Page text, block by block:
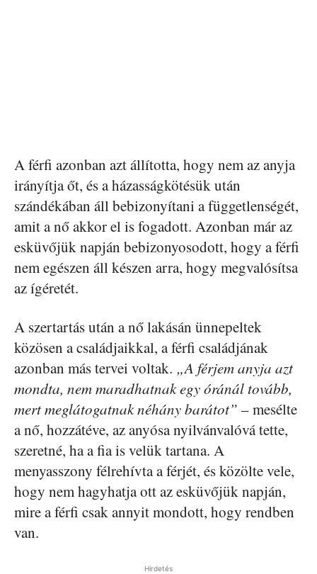
A férfi azonban azt állította, hogy nem az anyja
irányítja őt, és a házasságkötésük után
szándékában áll bebizonyítani a függetlenségét,
amit a nő akkor el is fogadott. Azonban már az
esküvőjük napján bebizonyosodott, hogy a férfi
nem egészen áll készen arra, hogy megvalósítsa
az ígéretét.
A szertartás után a nő lakásán ünnepeltek
közösen a családjaikkal, a férfi családjának
azonban más tervei voltak. „A férjem anyja azt
mondta, nem maradhatnak egy óránál tovább,
mert meglátogatnak néhány barátot” – mesélte
a nő, hozzátéve, az anyósa nyilvánvalóvá tette,
szeretné, ha a fia is velük tartana. A
menyasszony félrehívta a férjét, és közölte vele,
hogy nem hagyhatja ott az esküvőjük napján,
mire a férfi csak annyit mondott, hogy rendben
van.
Hirdetés